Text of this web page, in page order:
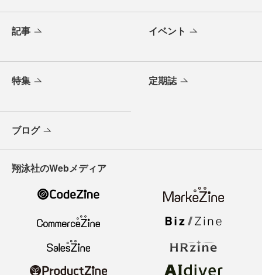
記事 イベント
特集 定期誌
ブログ
翔泳社のWebメディア